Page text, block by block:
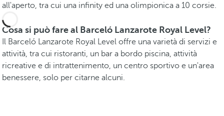
all'aperto, tra cui una infinity ed una olimpionica a 10 corsie.
Cosa si può fare al Barceló Lanzarote Royal Level?
Il Barceló Lanzarote Royal Level offre una varietà di servizi e
attività, tra cui ristoranti, un bar a bordo piscina, attività
ricreative e di intrattenimento, un centro sportivo e un'area
benessere, solo per citarne alcuni.